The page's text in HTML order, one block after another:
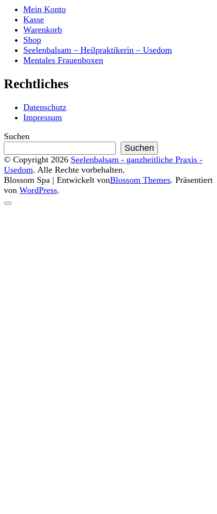
Mein Konto
Kasse
Warenkorb
Shop
Seelenbalsam – Heilpraktikerin – Usedom
Mentales Frauenboxen
Rechtliches
Datenschutz
Impressum
Suchen
Suchen
© Copyright 2026 Seelenbalsam - ganzheitliche Praxis -
Usedom. Alle Rechte vorbehalten.
Blossom Spa | Entwickelt vonBlossom Themes. Präsentiert
von WordPress.